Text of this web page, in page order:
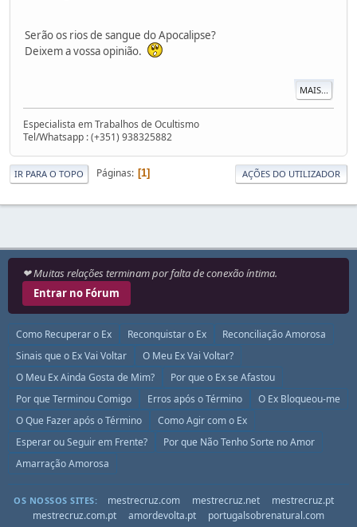
Serão os rios de sangue do Apocalipse?
Deixem a vossa opinião.
MAIS...
Especialista em Trabalhos de Ocultismo
Tel/Whatsapp : (+351) 938325882
IR PARA O TOPO Páginas 1 AÇÕES DO UTILIZADOR
❤ Muitas relações terminam por falta de conexão íntima.
Entrar no Fórum
Como Recuperar o Ex Reconquistar o Ex
Reconciliação Amorosa
Sinais que o Ex Vai Voltar
O Meu Ex Vai Voltar?
O Meu Ex Ainda Gosta de Mim?
Por que o Ex se Afastou
Por que Terminou Comigo
Erros após o Término
O Ex Bloqueou-me
O Que Fazer após o Término
Como Agir com o Ex
Esperar ou Seguir em Frente?
Por que Não Tenho Sorte no Amor
Amarração Amorosa
OS NOSSOS SITES: mestrecruz.com mestrecruz.net
mestrecruz.pt
mestrecruz.com.pt
amordevolta.pt portugalsobrenatural.com